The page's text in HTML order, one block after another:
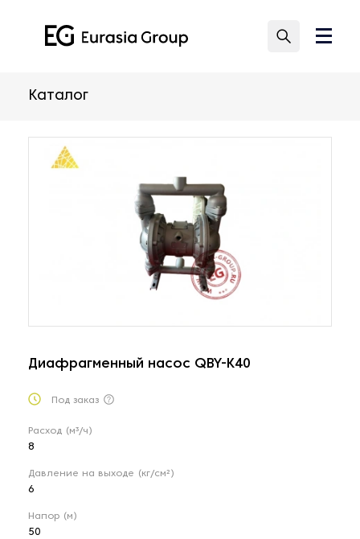
Каталог
Диафрагменный насос QBY-K40
Под заказ
Расход (м³/ч)
8
Давление на выходе (кг/см²)
6
Напор (м)
50